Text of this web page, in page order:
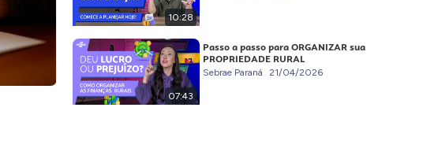
10:28
07:43
Passo a passo para ORGANIZAR sua
PROPRIEDADE RURAL
Sebrae Paraná 21/04/2026